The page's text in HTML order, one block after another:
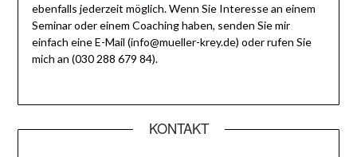
ebenfalls jederzeit möglich. Wenn Sie Interesse an einem
Seminar oder einem Coaching haben, senden Sie mir
einfach eine E-Mail (info@mueller-krey.de) oder rufen Sie
mich an (030 288 679 84).
KONTAKT